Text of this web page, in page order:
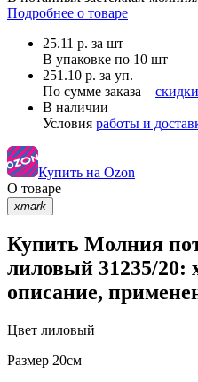
Подробнее о товаре
25.11 р. за шт
В упаковке по 10 шт
251.10 р. за уп.
По сумме заказа – скидки
В наличии
Условия работы и
Купить на Ozon
О товаре
xmark
Купить Молния
лиловый 31235/20:
описание,
Цвет лиловый
Размер 20см